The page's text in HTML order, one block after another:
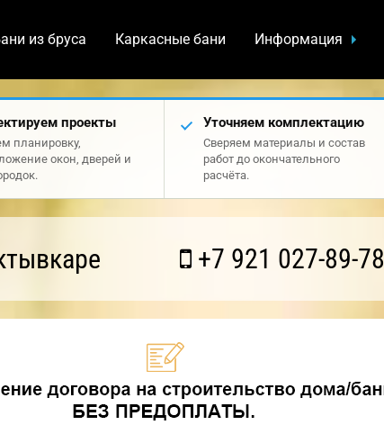
из бруса Каркасные бани Информация
проекты
планировку,
окон, дверей и
Уточняем комплектацию
Сверяем материалы и состав
работ до окончательного
расчёта.
+7 921 027-89-78